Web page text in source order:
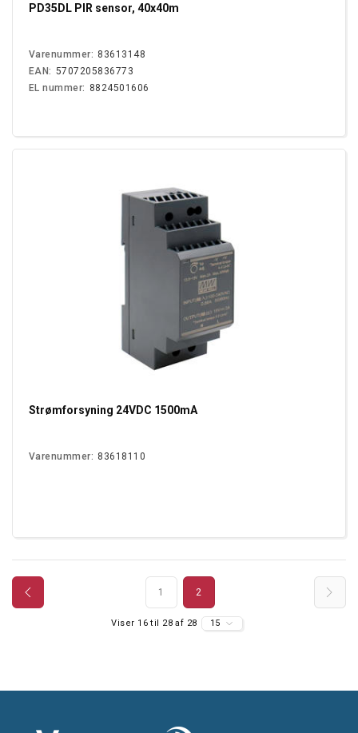
PD35DL PIR sensor, 40x40m
Varenummer: 83613148
EAN: 5707205836773
EL nummer: 8824501606
Strømforsyning 24VDC 1500mA
Varenummer: 83618110
1 2
Viser 16 til 28 af 28 15